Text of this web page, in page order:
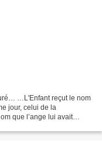
jour, celui de la
que l’ange lui avait